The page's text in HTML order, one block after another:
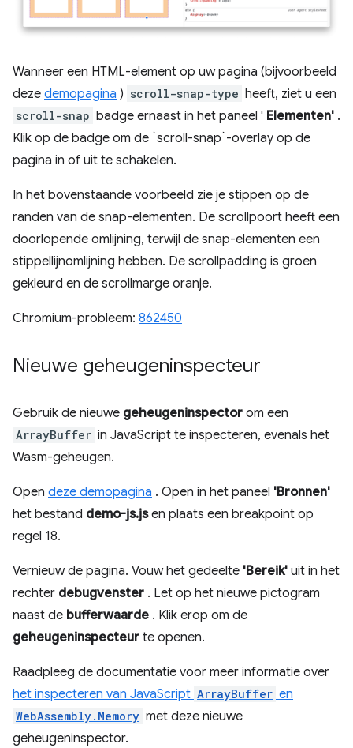
Wanneer een HTML-element op uw pagina (bijvoorbeeld
deze demopagina ) scroll-snap-type heeft, ziet u een
scroll-snap badge ernaast in het paneel ' Elementen' .
Klik op de badge om de `scroll-snap`-overlay op de
pagina in of uit te schakelen.
In het bovenstaande voorbeeld zie je stippen op de
randen van de snap-elementen. De scrollpoort heeft een
doorlopende omlijning, terwijl de snap-elementen een
stippellijnomlijning hebben. De scrollpadding is groen
gekleurd en de scrollmarge oranje.
Chromium-probleem: 862450
Nieuwe geheugeninspecteur
Gebruik de nieuwe geheugeninspector om een
ArrayBuffer in JavaScript te inspecteren, evenals het
Wasm-geheugen.
Open deze demopagina . Open in het paneel 'Bronnen'
het bestand demo-js.jsen plaats een breakpoint op
regel 18.
Vernieuw de pagina. Vouw het gedeelte 'Bereik' uit in het
rechter debugvenster . Let op het nieuwe pictogram
naast de bufferwaarde . Klik erop om de
geheugeninspecteur te openen.
Raadpleeg de documentatie voor meer informatie over
het inspecteren van JavaScript ArrayBuffer en
WebAssembly.Memory met deze nieuwe
geheugeninspector.